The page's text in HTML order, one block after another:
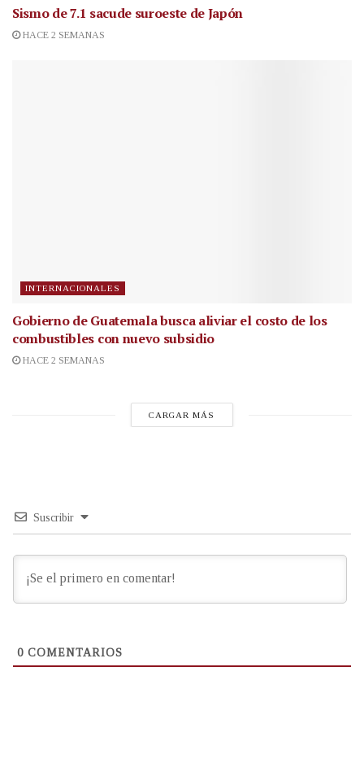
Sismo de 7.1 sacude suroeste de Japón
HACE 2 SEMANAS
INTERNACIONALES
Gobierno de Guatemala busca aliviar el costo de los
combustibles con nuevo subsidio
HACE 2 SEMANAS
CARGAR MÁS
Suscribir
0 COMENTARIOS